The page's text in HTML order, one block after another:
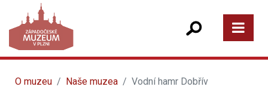
O muzeu Naše muzea Vodní hamr Dobřív